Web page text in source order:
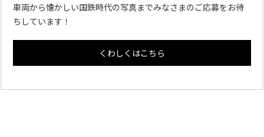
車両から懐かしい国鉄時代の写真までみなさまのご応募をお待
ちしています！
くわしくはこちら